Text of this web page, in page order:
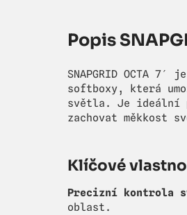
Popis
SNAPGRID OCTA
softboxy, která
světla. Je ideální
zachovat měkkost
Klíčové
Precizní kontrola
oblast.